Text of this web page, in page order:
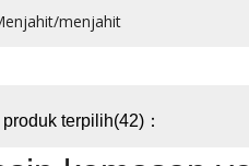
menjahit
produk terpilih(42)：